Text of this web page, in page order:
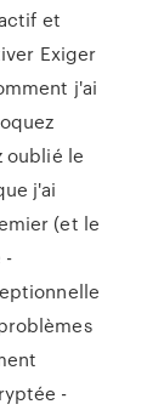
et
Exiger
j'ai
oublié le
j'ai
(et le
-
-